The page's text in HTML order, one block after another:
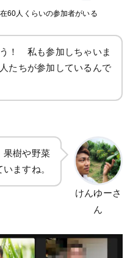
60人くらいの参加者がいる
！ 私も参加しちゃいま
たちが参加しているんで
果樹や野菜
ますね。
けんゆーさ
ん